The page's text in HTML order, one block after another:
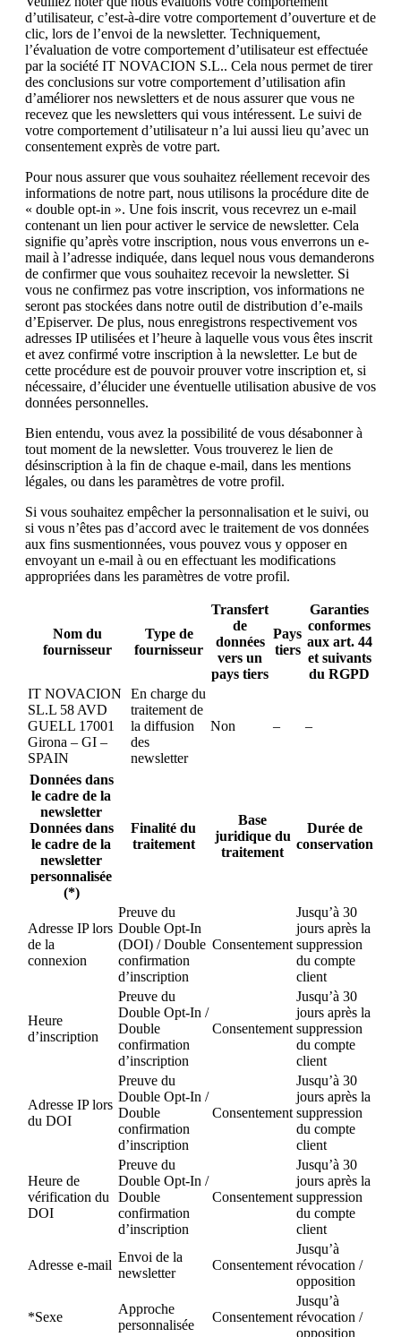
d’utilisateur, c’est-à-dire votre comportement d’ouverture et de
clic, lors de l’envoi de la newsletter. Techniquement,
l’évaluation de votre comportement d’utilisateur est effectuée
par la société IT NOVACION S.L.. Cela nous permet de tirer
des conclusions sur votre comportement d’utilisation afin
d’améliorer nos newsletters et de nous assurer que vous ne
recevez que les newsletters qui vous intéressent. Le suivi de
votre comportement d’utilisateur n’a lui aussi lieu qu’avec un
consentement exprès de votre part.
Pour nous assurer que vous souhaitez réellement recevoir des
informations de notre part, nous utilisons la procédure dite de
« double opt-in ». Une fois inscrit, vous recevrez un e-mail
contenant un lien pour activer le service de newsletter. Cela
signifie qu’après votre inscription, nous vous enverrons un e-
mail à l’adresse indiquée, dans lequel nous vous demanderons
de confirmer que vous souhaitez recevoir la newsletter. Si
vous ne confirmez pas votre inscription, vos informations ne
seront pas stockées dans notre outil de distribution d’e-mails
d’Episerver. De plus, nous enregistrons respectivement vos
adresses IP utilisées et l’heure à laquelle vous vous êtes inscrit
et avez confirmé votre inscription à la newsletter. Le but de
cette procédure est de pouvoir prouver votre inscription et, si
nécessaire, d’élucider une éventuelle utilisation abusive de vos
données personnelles.
Bien entendu, vous avez la possibilité de vous désabonner à
tout moment de la newsletter. Vous trouverez le lien de
désinscription à la fin de chaque e-mail, dans les mentions
légales, ou dans les paramètres de votre profil.
Si vous souhaitez empêcher la personnalisation et le suivi, ou
si vous n’êtes pas d’accord avec le traitement de vos données
aux fins susmentionnées, vous pouvez vous y opposer en
envoyant un e-mail à ou en effectuant les modifications
appropriées dans les paramètres de votre profil.
Nom du
fournisseur
Type de
fournisseur
Transfert
de
données
vers un
pays tiers
Pays
tiers
Garanties
conformes
aux art. 44
et suivants
du RGPD
IT NOVACION
SL.L 58 AVD
GUELL 17001
Girona – GI –
SPAIN
En charge du
traitement de
la diffusion
des
newsletter
Non – –
Données dans
le cadre de la
newsletter
Données dans
le cadre de la
newsletter
personnalisée
(*)
Finalité du
traitement
Base
juridique du
traitement
Durée de
conservation
Adresse IP lors
de la
connexion
Preuve du
Double Opt-In
(DOI) / Double
confirmation
d’inscription
Consentement
Jusqu’à 30
jours après la
suppression
du compte
client
Heure
d’inscription
Preuve du
Double Opt-In /
Double
confirmation
d’inscription
Consentement
Jusqu’à 30
jours après la
suppression
du compte
client
Adresse IP lors
du DOI
Preuve du
Double Opt-In /
Double
confirmation
d’inscription
Consentement
Jusqu’à 30
jours après la
suppression
du compte
client
Heure de
vérification du
DOI
Preuve du
Double Opt-In /
Double
confirmation
d’inscription
Consentement
Jusqu’à 30
jours après la
suppression
du compte
client
Adresse e-mail
Envoi de la
newsletter
Consentement
Jusqu’à
révocation /
opposition
*Sexe
Approche
personnalisée
Consentement
Jusqu’à
révocation /
opposition